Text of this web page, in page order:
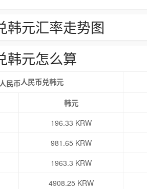
韩元汇率走势图
韩元怎么算
人民币兑韩元
韩元
196.33 KRW
981.65 KRW
1963.3 KRW
4908.25 KRW